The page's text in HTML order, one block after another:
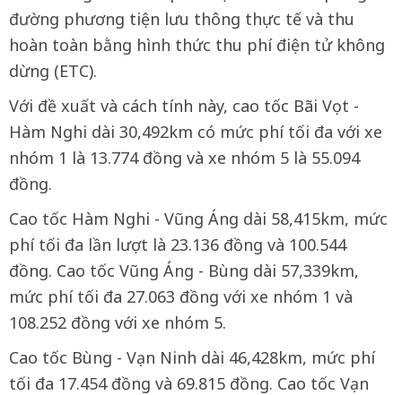
đường phương tiện lưu thông thực tế và thu
hoàn toàn bằng hình thức thu phí điện tử không
dừng (ETC).
Với đề xuất và cách tính này, cao tốc Bãi Vọt -
Hàm Nghi dài 30,492km có mức phí tối đa với xe
nhóm 1 là 13.774 đồng và xe nhóm 5 là 55.094
đồng.
Cao tốc Hàm Nghi - Vũng Áng dài 58,415km, mức
phí tối đa lần lượt là 23.136 đồng và 100.544
đồng. Cao tốc Vũng Áng - Bùng dài 57,339km,
mức phí tối đa 27.063 đồng với xe nhóm 1 và
108.252 đồng với xe nhóm 5.
Cao tốc Bùng - Vạn Ninh dài 46,428km, mức phí
tối đa 17.454 đồng và 69.815 đồng. Cao tốc Vạn